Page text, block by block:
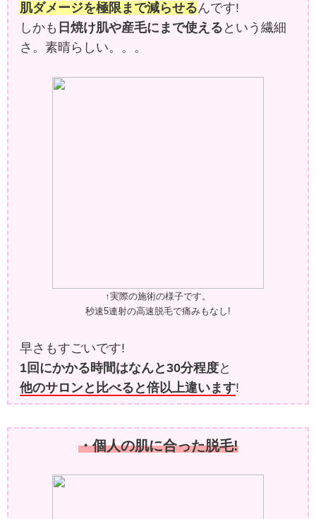
肌ダメージを極限まで減らせるんです!
しかも 日焼け肌や産毛にまで使える という繊細
さ。素晴らしい。。。
↑実際の施術の様子です。
秒速5連射の高速脱毛で痛みもなし!
早さもすごいです!
1回にかかる時間はなんと30分程度と
他のサロンと比べると倍以上違います!
・個人の肌に合った脱毛!